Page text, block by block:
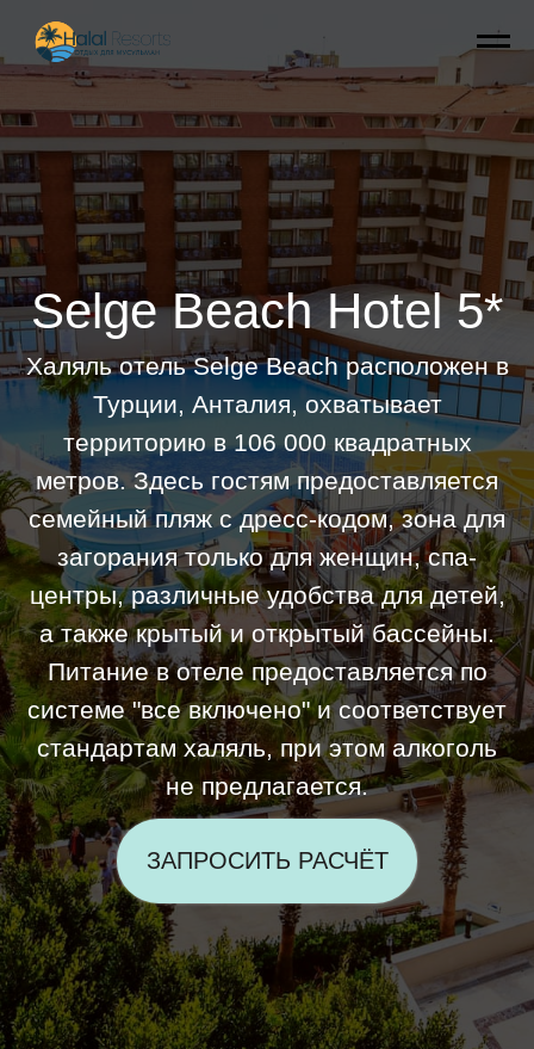
Selge Beach Hotel 5*
Халяль отель Selge Beach расположен в
Турции, Анталия, охватывает
территорию в 106 000 квадратных
метров. Здесь гостям предоставляется
семейный пляж с дресс-кодом, зона для
загорания только для женщин, спа-
центры, различные удобства для детей,
а также крытый и открытый бассейны.
Питание в отеле предоставляется по
системе "все включено" и соответствует
стандартам халяль, при этом алкоголь
не предлагается.
ЗАПРОСИТЬ РАСЧЁТ
1 семейный пляж